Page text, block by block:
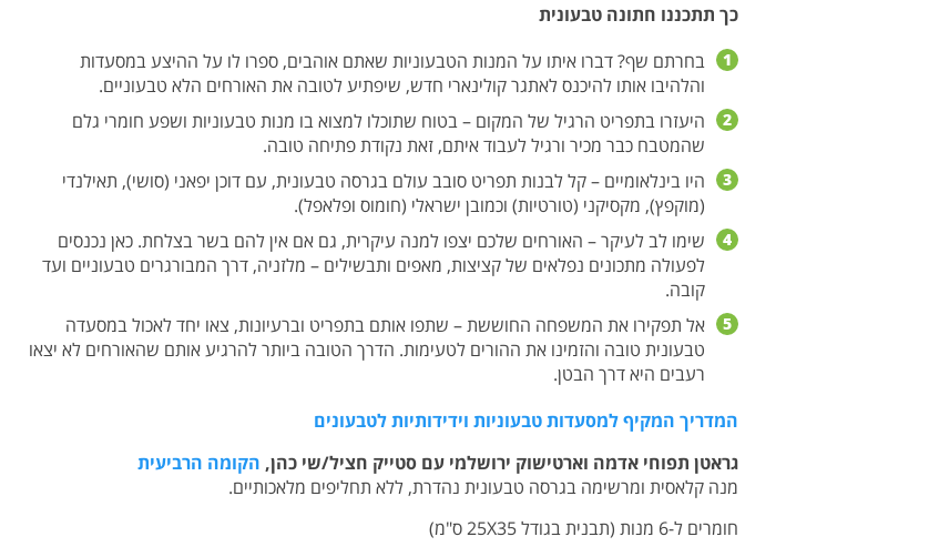
כך תתכננו חתונה טבעונית
1
בחרתם שף? דברו איתו על המנות הטבעוניות שאתם אוהבים, ספרו לו על ההיצע במסעדות
והלהיבו אותו להיכנס לאתגר קולינארי חדש, שיפתיע לטובה את האורחים הלא טבעוניים.
2
היעזרו בתפריט הרגיל של המקום – בטוח שתוכלו למצוא בו מנות טבעוניות ושפע חומרי גלם
שהמטבח כבר מכיר ורגיל לעבוד איתם, זאת נקודת פתיחה טובה.
3
היו בינלאומיים – קל לבנות תפריט סובב עולם בגרסה טבעונית, עם דוכן יפאני (סושי), תאילנדי
(מוקפץ), מקסיקני (טורטיות) וכמובן ישראלי (חומוס ופלאפל).
4
שימו לב לעיקר – האורחים שלכם יצפו למנה עיקרית, גם אם אין להם בשר בצלחת. כאן נכנסים
לפעולה מתכונים נפלאים של קציצות, מאפים ותבשילים – מלזניה, דרך המבורגרים טבעוניים ועד
קובה.
5
אל תפקירו את המשפחה החוששת – שתפו אותם בתפריט וברעיונות, צאו יחד לאכול במסעדה
טבעונית טובה והזמינו את ההורים לטעימות. הדרך הטובה ביותר להרגיע אותם שהאורחים לא יצאו
רעבים היא דרך הבטן.
המדריך המקיף למסעדות טבעוניות וידידותיות לטבעונים
גראטן תפוחי אדמה וארטישוק ירושלמי עם סטייק חציל/שי כהן, הקומה הרביעית
מנה קלאסית ומרשימה בגרסה טבעונית נהדרת, ללא תחליפים מלאכותיים.
חומרים ל-6 מנות (תבנית בגודל 25X35 ס"מ)